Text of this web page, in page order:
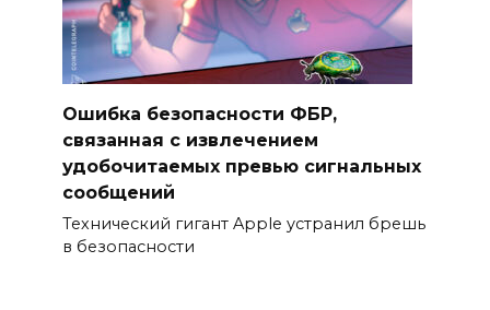
Ошибка безопасности ФБР,
связанная с извлечением
удобочитаемых превью сигнальных
сообщений
Технический гигант Apple устранил брешь
в безопасности